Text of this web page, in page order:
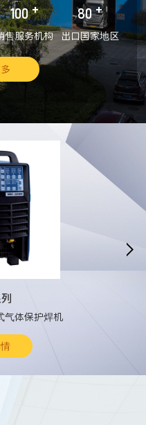
100 +
售服务机构
80 +
出口国家地区
气体保护焊机
